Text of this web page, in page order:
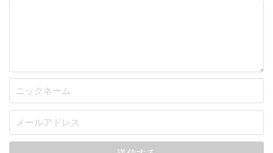
オーディオ